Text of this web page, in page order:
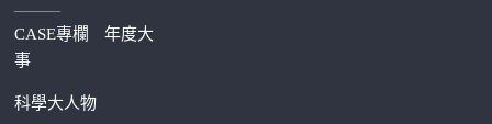
———
CASE專欄
年度大
事
科學大人物